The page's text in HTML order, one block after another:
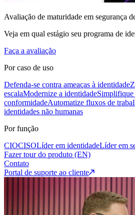
Avaliação de maturidade em segurança
Veja em qual estágio seu programa de
Faça a avaliação
Por caso de uso
Defenda-se contra ameaças à identidade
escalaModernize a identidadeSimplifique
conformidadeAutomatize fluxos de
identidades não humanas
Por função
CIOCISOLíder em identidadeLíder em
Fazer tour do produto (EN)
Contato
Portal de suporte ao cliente